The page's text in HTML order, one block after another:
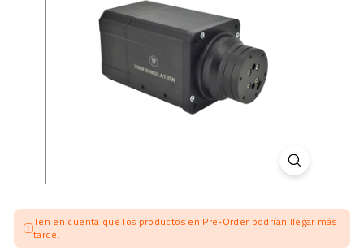
Ten en cuenta que los productos en Pre-Order podrían llegar más
tarde.